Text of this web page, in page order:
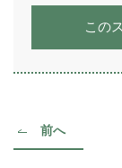
この
前へ